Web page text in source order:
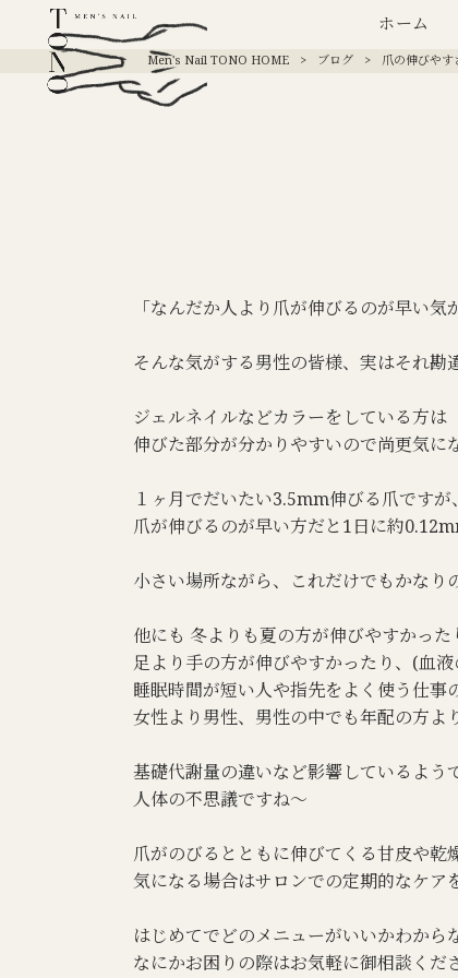
ホーム
Men's Nail TONO HOME > ブログ > 爪の伸びやす
「なんだか人より爪が伸びるのが早い気
そんな気がする男性の皆様、実はそれ
ジェルネイルなどカラーをしている方は
伸びた部分が分かりやすいので尚更気に
１ヶ月でだいたい3.5mm伸びる爪ですが、
爪が伸びるのが早い方だと1日に約
小さい場所ながら、これだけでもかなり
他にも 冬よりも夏の方が伸びやすかった
足より手の方が伸びやすかったり、(血
睡眠時間が短い人や指先をよく使う仕事
女性より男性、男性の中でも年配の方よ
基礎代謝量の違いなど影響しているよ
人体の不思議ですね～
爪がのびるとともに伸びてくる甘皮や乾
気になる場合はサロンでの定期的なケア
はじめてでどのメニューがいいかわから
なにかお困りの際はお気軽に御相談くだ